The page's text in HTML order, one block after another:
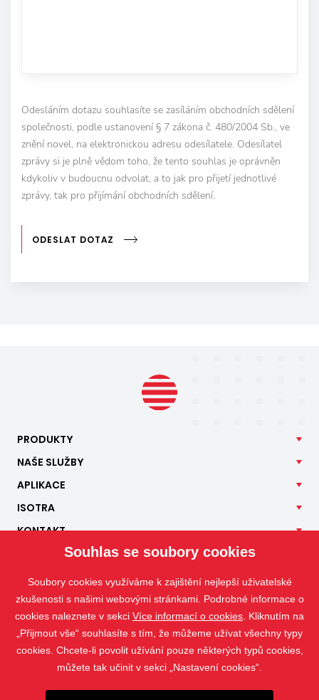
Odesláním dotazu souhlasíte se zasíláním obchodních sdělení
společnosti, podle ustanovení § 7 zákona č. 480/2004 Sb., ve
znění novel, na elektronickou adresu odesílatele. Odesílatel
zprávy si je plně vědom toho, že tento souhlas je oprávněn
kdykoliv v budoucnu odvolat, a to jak pro přijetí jednotlivé
zprávy, tak pro přijímání obchodních sdělení.
ODESLAT DOTAZ
PRODUKTY
NAŠE SLUŽBY
APLIKACE
ISOTRA
KONTAKT
Souhlas se soubory cookies
Soubory cookies využíváme k zajištění nejlepší uživatelské
zkušenosti s našimi webovými stránkami. Podrobné informace o
cookies naleznete v sekci Více informací o cookies . Kliknutím na
„Přijmout vše“ souhlasíte s tím, že můžeme užívat všechny typy
cookies. Chcete-li povolit užívání pouze některých typů cookies,
můžete tak učinit v sekci „Nastavení cookies“.